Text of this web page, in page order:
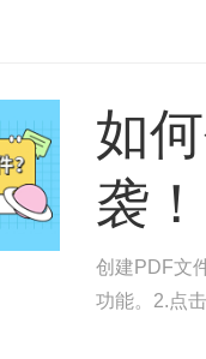
如
袭！
创建PDF文
功能。2.点